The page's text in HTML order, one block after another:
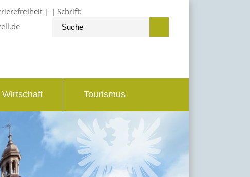
Schrift:
Wirtschaft Tourismus